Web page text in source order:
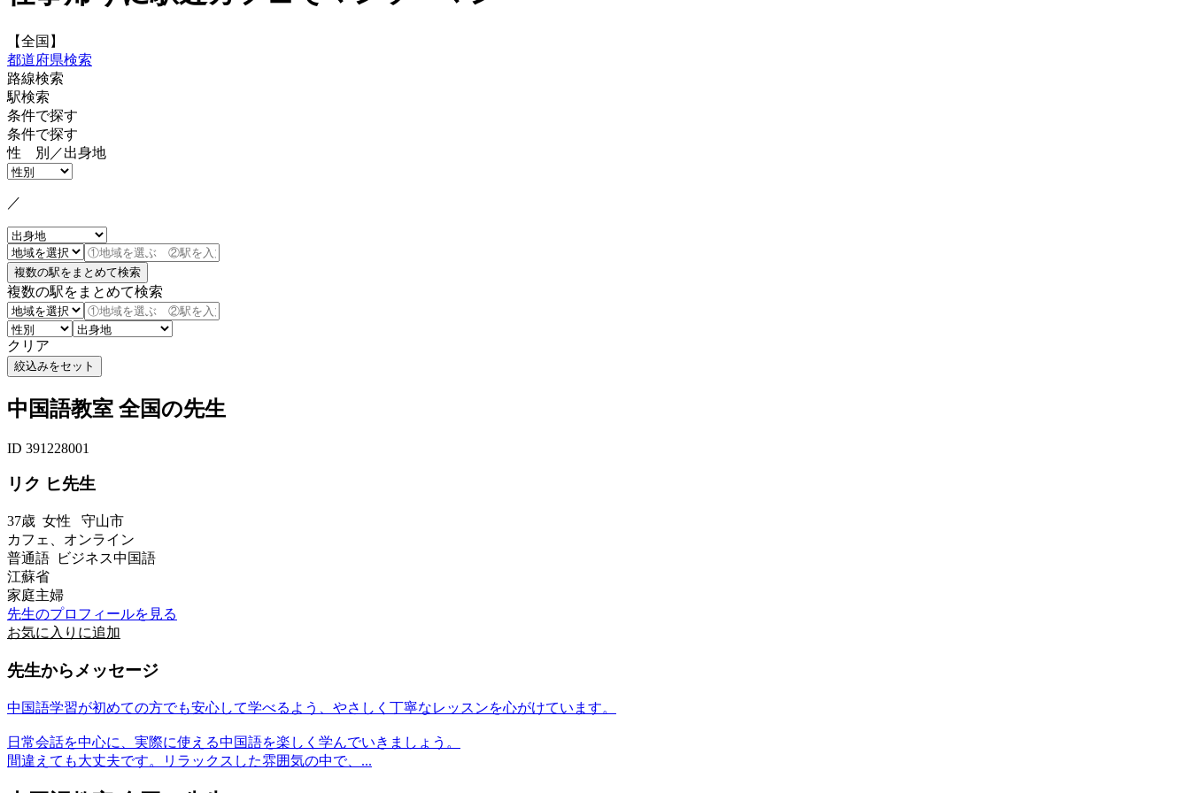
【全国】
都道府県検索
路線検索
駅検索
条件で探す
条件で探す
性 別／出身地
／
複数の駅をまとめて検索
クリア
中国語教室 全国の先生
ID 391228001
リク ヒ先生
37歳 女性 守山市
カフェ、オンライン
普通語 ビジネス中国語
江蘇省
家庭主婦
先生のプロフィールを見る
お気に入りに追加
先生からメッセージ
中国語学習が初めての方でも安心して学べるよう、やさしく丁寧なレッスンを心がけています。
日常会話を中心に、実際に使える中国語を楽しく学んでいきましょう。
間違えても大丈夫です。リラックスした雰囲気の中で、...